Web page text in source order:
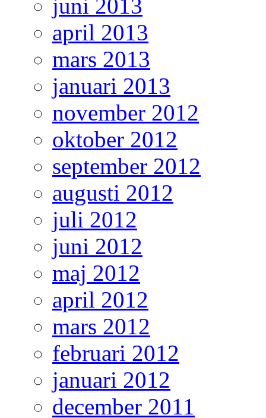
juni 2013
april 2013
mars 2013
januari 2013
november 2012
oktober 2012
september 2012
augusti 2012
juli 2012
juni 2012
maj 2012
april 2012
mars 2012
februari 2012
januari 2012
december 2011